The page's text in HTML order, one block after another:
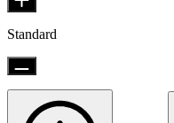
Standard